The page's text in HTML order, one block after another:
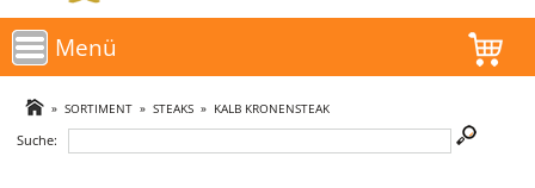
Menü
AKTIONEN
SORTIMENT
» SORTIMENT» STEAKS» KALB KRONENSTEAK
Suche: